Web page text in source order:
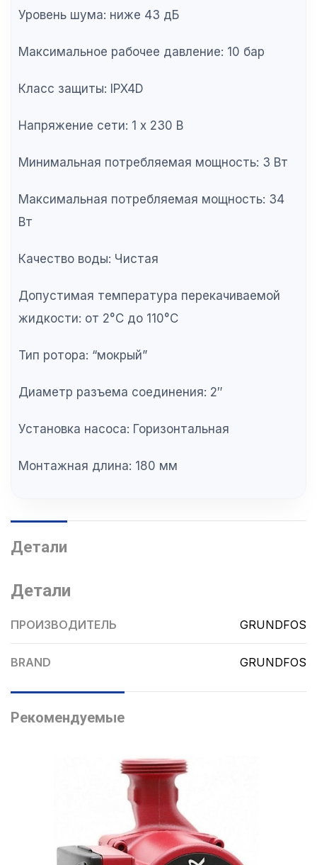
Уровень шума: ниже 43 дБ
Максимальное рабочее давление: 10 бар
Класс защиты: IPX4D
Напряжение сети: 1 х 230 В
Минимальная потребляемая мощность: 3 Вт
Максимальная потребляемая мощность: 34
Вт
Качество воды: Чистая
Допустимая температура перекачиваемой
жидкости: от 2°C до 110°C
Тип ротора: “мокрый”
Диаметр разъема соединения: 2″
Установка насоса: Горизонтальная
Монтажная длина: 180 мм
Детали
Детали
ПРОИЗВОДИТЕЛЬ GRUNDFOS
BRAND GRUNDFOS
Рекомендуемые